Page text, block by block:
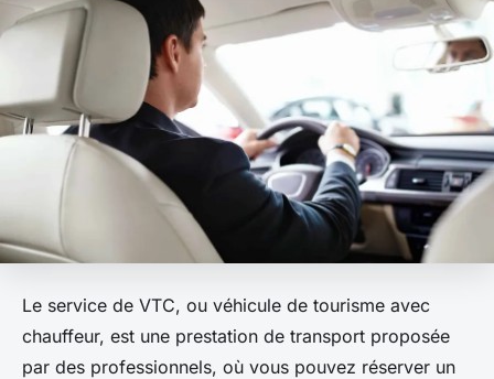
Le service de VTC, ou véhicule de tourisme avec
chauffeur, est une prestation de transport proposée
par des professionnels, où vous pouvez réserver un